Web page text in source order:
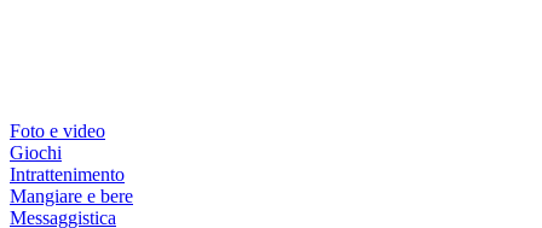
Foto e video
Giochi
Intrattenimento
Mangiare e bere
Messaggistica